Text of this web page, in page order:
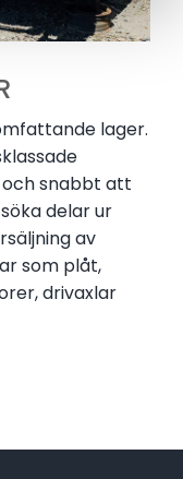
lager.
snabbt att
delar ur
av
som plåt,
drivaxlar